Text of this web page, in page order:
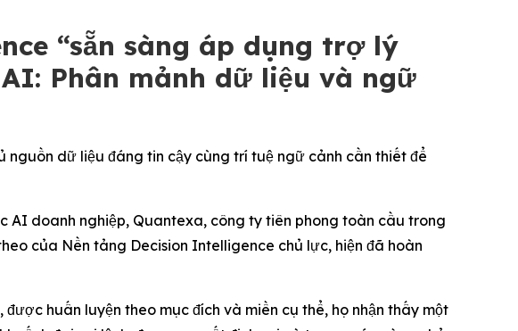
“sẵn sàng áp dụng trợ lý
Phân mảnh dữ liệu và ngữ
dữ liệu đáng tin cậy cùng trí tuệ ngữ cảnh cần thiết để
AI doanh nghiệp, Quantexa, công ty tiên phong toàn cầu trong
của Nền tảng Decision Intelligence chủ lực, hiện đã hoàn
huấn luyện theo mục đích và miền cụ thể, họ nhận thấy một